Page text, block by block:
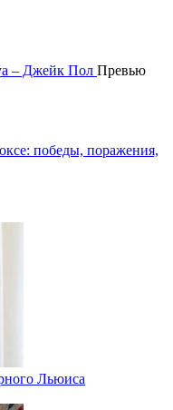
– Джейк Пол Превью
победы, поражения,
Льюиса